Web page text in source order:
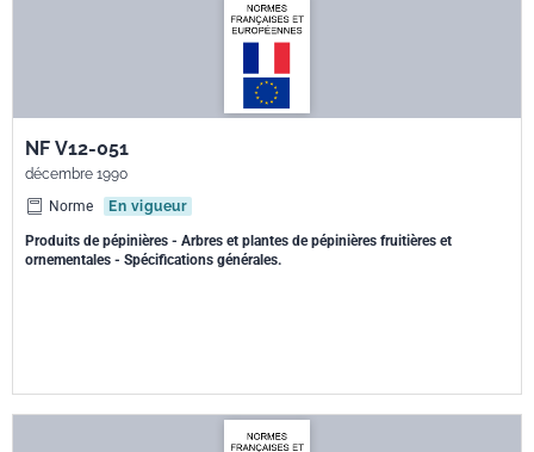
NF V12-051
décembre 1990
Norme
En vigueur
Produits de pépinières - Arbres et plantes de pépinières fruitières et
ornementales - Spécifications générales.